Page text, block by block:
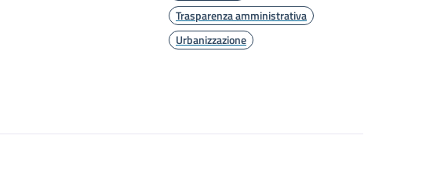
Trasparenza amministrativa
Urbanizzazione